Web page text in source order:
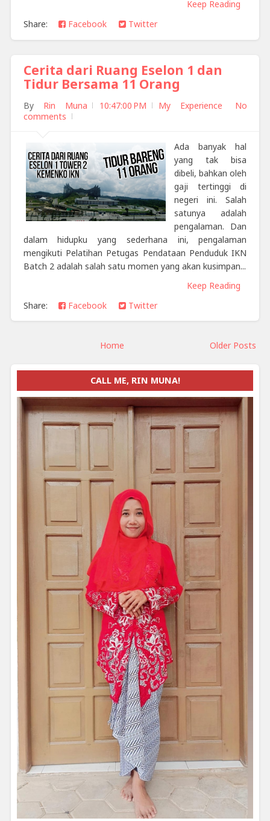
Keep Reading
Share:
Facebook Twitter
Cerita dari Ruang Eselon 1 dan
Tidur Bersama 11 Orang
By Rin Muna 10:47:00 PM My Experience
No
comments
Ada banyak hal
yang tak bisa
dibeli, bahkan oleh
gaji tertinggi di
negeri ini. Salah
satunya adalah
pengalaman. Dan
dalam hidupku yang sederhana ini, pengalaman
mengikuti Pelatihan Petugas Pendataan Penduduk IKN
Batch 2 adalah salah satu momen yang akan kusimpan...
Keep Reading
Share:
Facebook Twitter
Older Posts
Home
CALL ME, RIN MUNA!